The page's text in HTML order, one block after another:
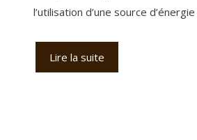
l’utilisation d’une source
Lire la suite